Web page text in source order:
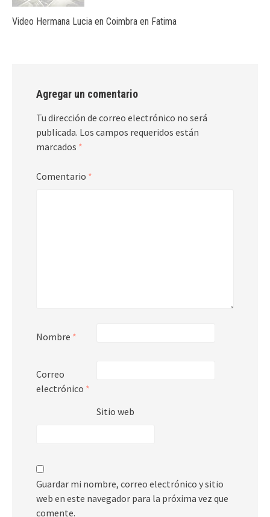
Video Hermana Lucia en Coimbra en Fatima
Agregar un comentario
Tu dirección de correo electrónico no será
publicada. Los campos requeridos están
marcados *
Comentario *
Nombre *
Correo
electrónico *
Sitio web
Guardar mi nombre, correo electrónico y sitio
web en este navegador para la próxima vez que
comente.